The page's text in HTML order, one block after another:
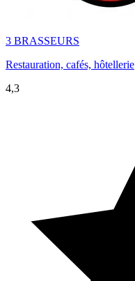
3 BRASSEURS
Restauration, cafés, hôtellerie
4,3